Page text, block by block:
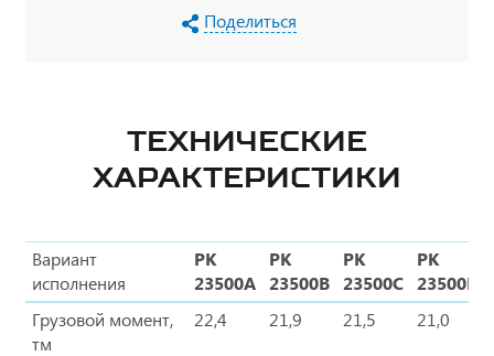
Поделиться
ТЕХНИЧЕСКИЕ
ХАРАКТЕРИСТИКИ
Вариант
исполнения
PK
23500A
PK
23500B
PK
23500C
PK
23500D
Грузовой момент,
тм
22,4 21,9 21,5 21,0